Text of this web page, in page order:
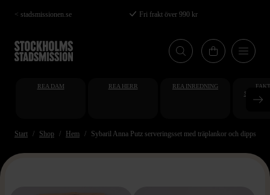
Hoppa
till
huvudinnehåll
< stadsmissionen.se Fri frakt över 990 kr
REA DAM REA HERR REA INREDNING
Start Shop Hem Sybaril Anna Putz serveringsset med träplankor och dippskålar